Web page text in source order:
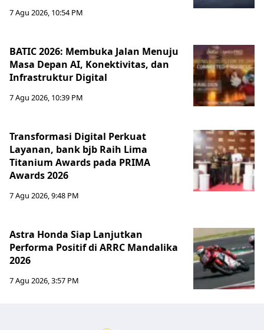
7 Agu 2026, 10:54 PM
BATIC 2026: Membuka Jalan Menuju
Masa Depan AI, Konektivitas, dan
Infrastruktur Digital
7 Agu 2026, 10:39 PM
Transformasi Digital Perkuat
Layanan, bank bjb Raih Lima
Titanium Awards pada PRIMA
Awards 2026
7 Agu 2026, 9:48 PM
Astra Honda Siap Lanjutkan
Performa Positif di ARRC Mandalika
2026
7 Agu 2026, 3:57 PM